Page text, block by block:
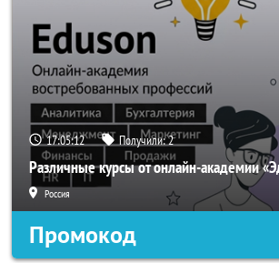
17:05:10 Получили:2
Различные курсы от онлайн-академии
Россия
Промокод